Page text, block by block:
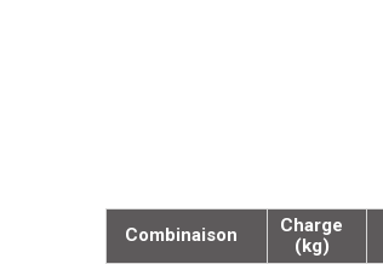
Combinaison
Charge
(kg)